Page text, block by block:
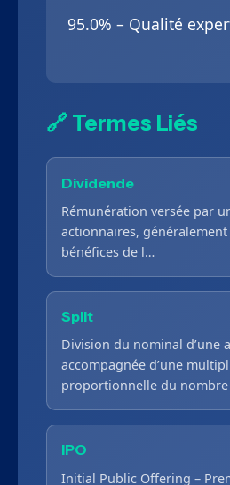
95.0% – Qualité
🔗 Termes Liés
Dividende
Rémunération versée par
actionnaires,
bénéfices de l…
Split
Division du nominal d’une
accompagnée d’une
proportionnelle du nombre
IPO
Initial Public Offering –